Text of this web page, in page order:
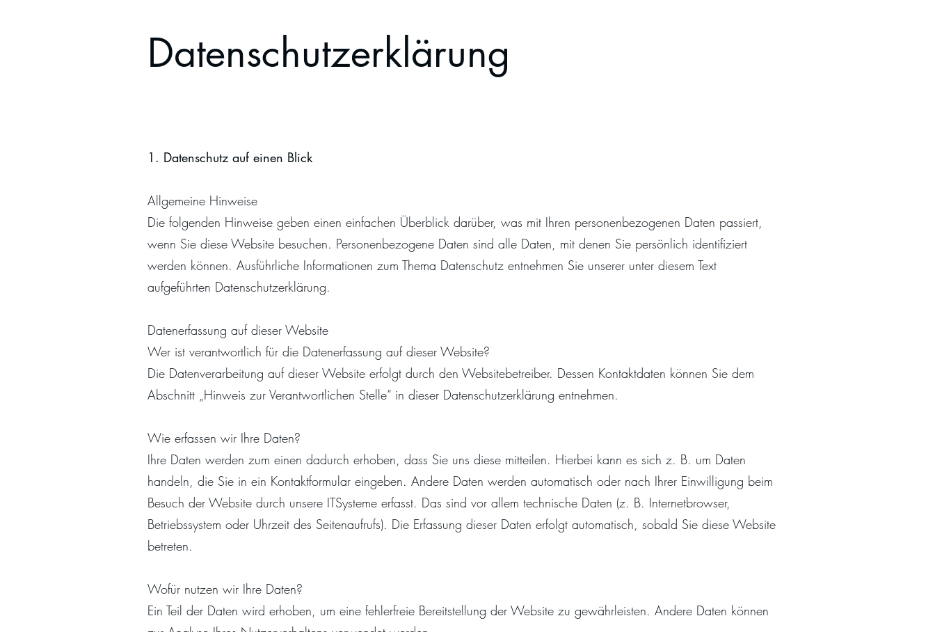
Datenschutzerklärung
1. Datenschutz auf einen Blick
Allgemeine Hinweise
Die folgenden Hinweise geben einen einfachen Überblick darüber, was mit Ihren personenbezogenen Daten passiert,
wenn Sie diese Website besuchen. Personenbezogene Daten sind alle Daten, mit denen Sie persönlich identifiziert
werden können. Ausführliche Informationen zum Thema Datenschutz entnehmen Sie unserer unter diesem Text
aufgeführten Datenschutzerklärung.
Datenerfassung auf dieser Website
Wer ist verantwortlich für die Datenerfassung auf dieser Website?
Die Datenverarbeitung auf dieser Website erfolgt durch den Websitebetreiber. Dessen Kontaktdaten können Sie dem
Abschnitt „Hinweis zur Verantwortlichen Stelle“ in dieser Datenschutzerklärung entnehmen.
Wie erfassen wir Ihre Daten?
Ihre Daten werden zum einen dadurch erhoben, dass Sie uns diese mitteilen. Hierbei kann es sich z. B. um Daten
handeln, die Sie in ein Kontaktformular eingeben. Andere Daten werden automatisch oder nach Ihrer Einwilligung beim
Besuch der Website durch unsere ITSysteme erfasst. Das sind vor allem technische Daten (z. B. Internetbrowser,
Betriebssystem oder Uhrzeit des Seitenaufrufs). Die Erfassung dieser Daten erfolgt automatisch, sobald Sie diese Website
betreten.
Wofür nutzen wir Ihre Daten?
Ein Teil der Daten wird erhoben, um eine fehlerfreie Bereitstellung der Website zu gewährleisten. Andere Daten können